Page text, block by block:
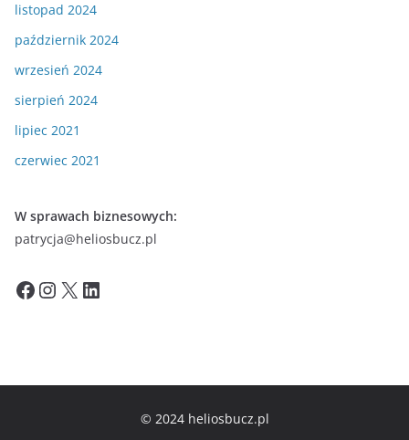
listopad 2024
październik 2024
wrzesień 2024
sierpień 2024
lipiec 2021
czerwiec 2021
W sprawach biznesowych:
patrycja@heliosbucz.pl
Facebook InstagramX LinkedIn
© 2024 heliosbucz.pl